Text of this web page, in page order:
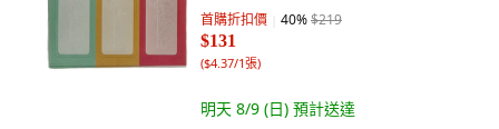
首購折扣價 40%$219
$131
($4.37/1張)
明天 8/9 (日) 預計送達